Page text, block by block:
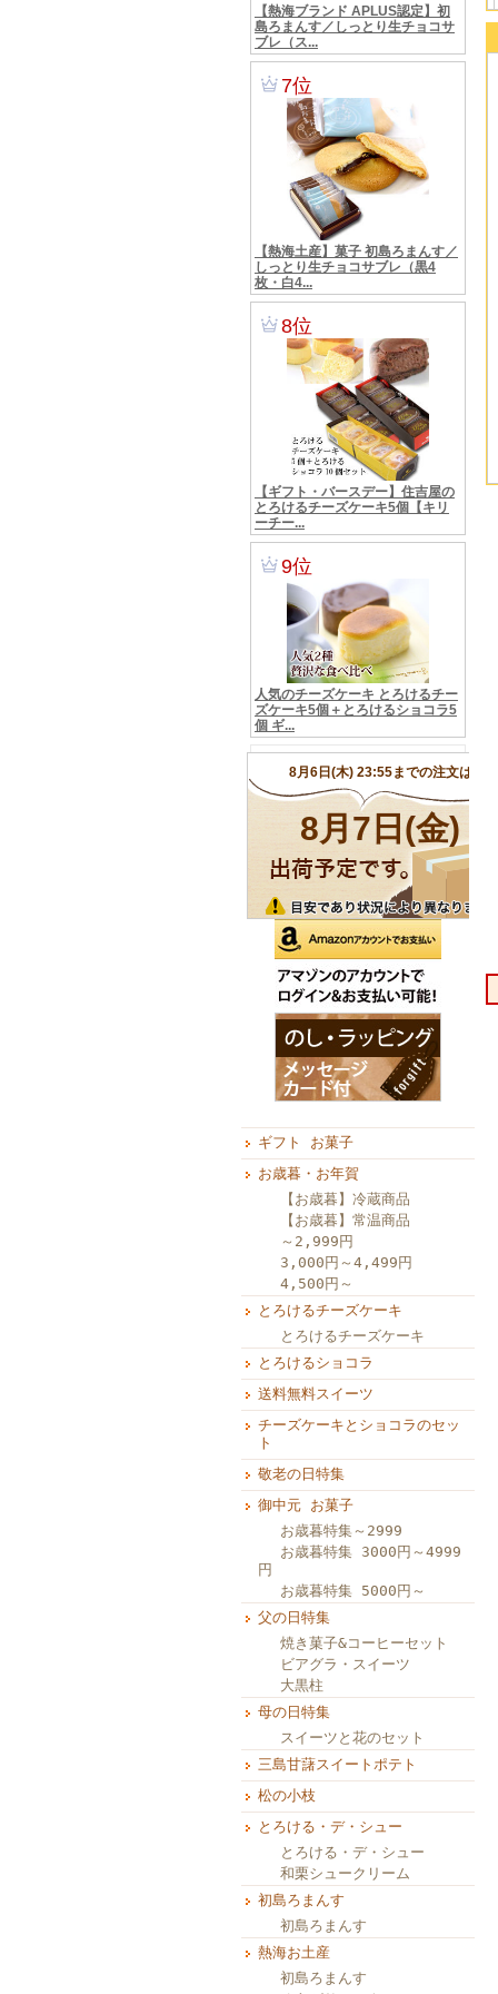
ギフト お菓子
お歳暮・お年賀
【お歳暮】冷蔵商品
【お歳暮】常温商品
～2,999円
3,000円～4,499円
4,500円～
とろけるチーズケーキ
とろけるチーズケーキ
とろけるショコラ
送料無料スイーツ
チーズケーキとショコラのセッ
ト
敬老の日特集
御中元 お菓子
お歳暮特集～2999
お歳暮特集 3000円～4999
円
お歳暮特集 5000円～
父の日特集
焼き菓子&コーヒーセット
ビアグラ・スイーツ
大黒柱
母の日特集
スイーツと花のセット
三島甘藷スイートポテト
松の小枝
とろける・デ・シュー
とろける・デ・シュー
和栗シュークリーム
初島ろまんす
初島ろまんす
熱海お土産
初島ろまんす